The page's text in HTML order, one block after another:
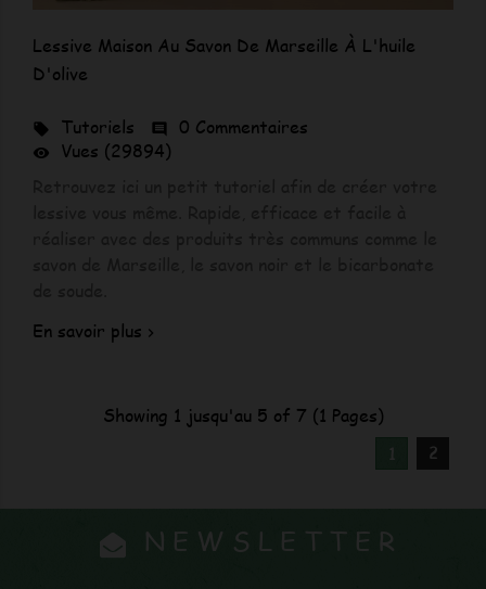
Lessive Maison Au Savon De Marseille À L'huile
D'olive
 Tutoriels  0 Commentaires

Vues (29894)
En savoir plus
Showing 1 jusqu'au 5 of 7 (1 Pages)
1 2
NEWSLETTER